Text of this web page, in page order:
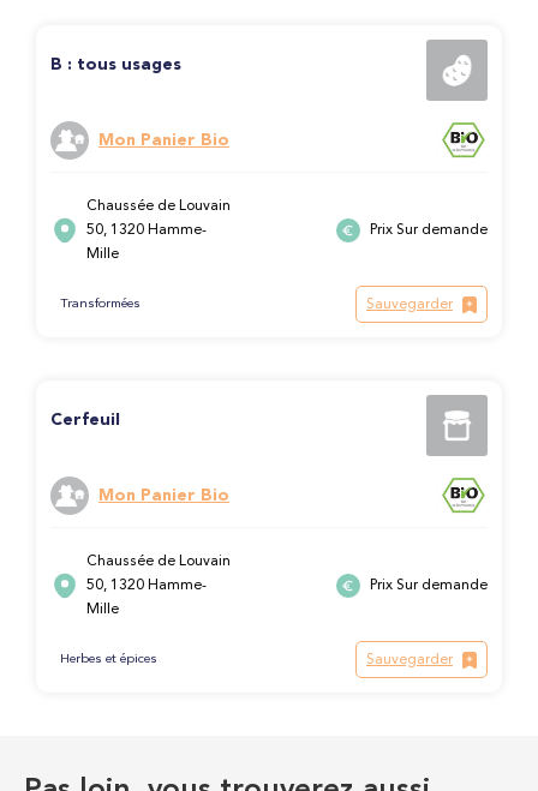
B : tous usages
Mon Panier Bio
Chaussée de Louvain
50, 1320 Hamme-
Mille
Prix Sur demande
Transformées Sauvegarder
Cerfeuil
Mon Panier Bio
Chaussée de Louvain
50, 1320 Hamme-
Mille
Prix Sur demande
Herbes et épices Sauvegarder